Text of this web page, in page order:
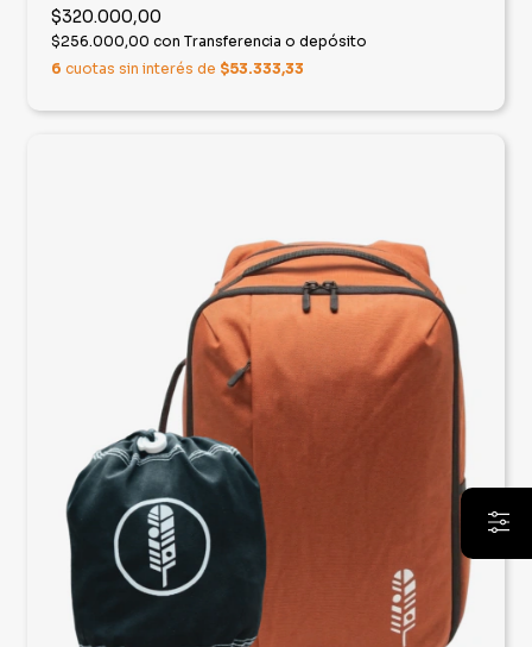
$320.000,00
$256.000,00 con Transferencia o depósito
6 cuotas sin interés de $53.333,33